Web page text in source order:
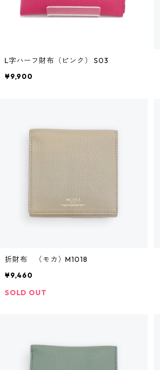
L字ハーフ財布（ピンク） S03
¥9,900
折財布 （モカ）M1018
¥9,460
SOLD OUT